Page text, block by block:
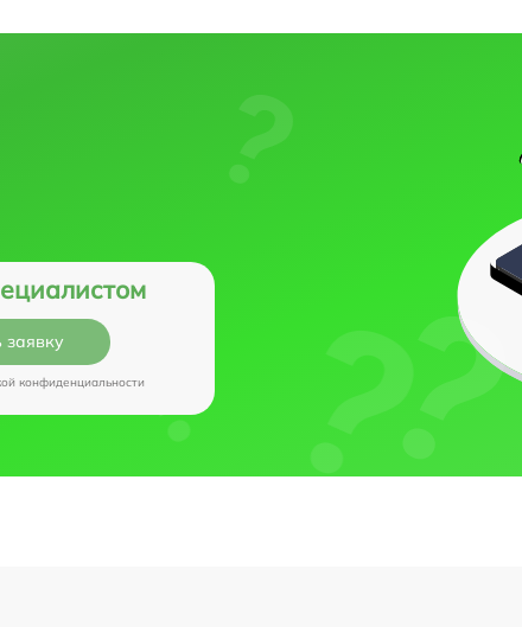
заявку
конфиденциальности